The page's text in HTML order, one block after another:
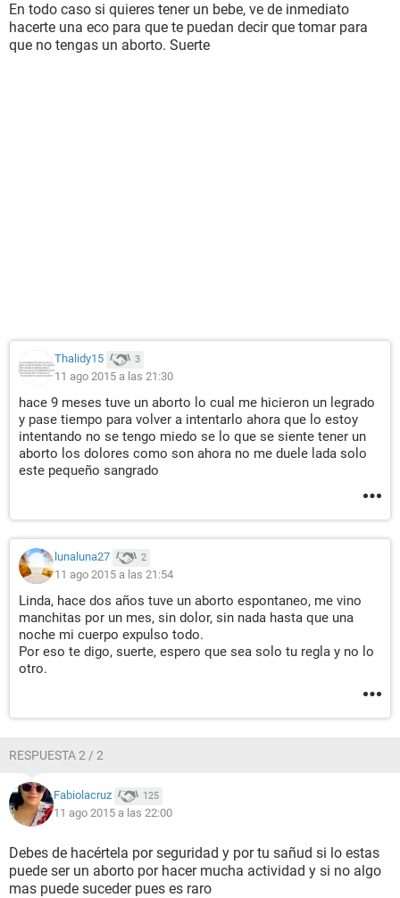
En todo caso si quieres tener un bebe, ve de inmediato
hacerte una eco para que te puedan decir que tomar para
que no tengas un aborto. Suerte
Thalidy15 3
11 ago 2015 a las 21:30
hace 9 meses tuve un aborto lo cual me hicieron un legrado
y pase tiempo para volver a intentarlo ahora que lo estoy
intentando no se tengo miedo se lo que se siente tener un
aborto los dolores como son ahora no me duele lada solo
este pequeño sangrado
lunaluna27 2
11 ago 2015 a las 21:54
Linda, hace dos años tuve un aborto espontaneo, me vino
manchitas por un mes, sin dolor, sin nada hasta que una
noche mi cuerpo expulso todo.
Por eso te digo, suerte, espero que sea solo tu regla y no lo
otro.
RESPUESTA 2 / 2
Fabiolacruz 125
11 ago 2015 a las 22:00
Debes de hacértela por seguridad y por tu sañud si lo estas
puede ser un aborto por hacer mucha actividad y si no algo
mas puede suceder pues es raro